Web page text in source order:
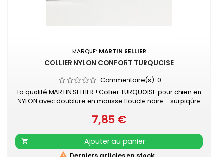
MARQUE: MARTIN SELLIER
COLLIER NYLON CONFORT TURQUOISE
Commentaire(s): 0
La qualité MARTIN SELLIER ! Collier TURQUOISE pour chien en
NYLON avec doublure en mousse Boucle noire - surpiqûre
davantage de confort Nylon ultra-résistant Boucle laquée
noire Couleur acidulée qui soulignera tout type de pelage.
Existe aussi en vert, rouge, orange, noir, mauve, rose, gris
et beige
Prix
7,85 €

Ajouter au panier